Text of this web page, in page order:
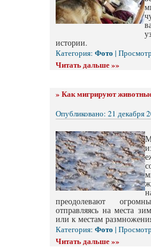
истории.
Категория: Фото |
Читать дальше »»
» Как мигрируют
Опубликовано: 21 декабря
преодолевают
отправляясь на места
или к местам
Категория: Фото |
Читать дальше »»